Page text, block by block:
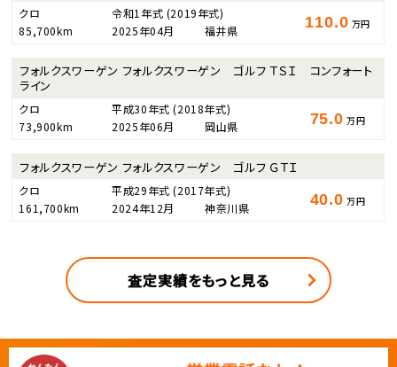
クロ 令和1年式 (2019年式)
85,700km
2025年04月 福井県 110.0 万円
フォルクスワーゲン フォルクスワーゲン ゴルフ ＴＳＩ コンフォート
ライン
クロ 平成30年式(2018年式)
73,900km
2025年06月 岡山県 75.0 万円
フォルクスワーゲン フォルクスワーゲン ゴルフ ＧＴＩ
クロ 平成29年式(2017年式)
161,700km
2024年12月 神奈川県 40.0 万円
査定実績をもっと見る